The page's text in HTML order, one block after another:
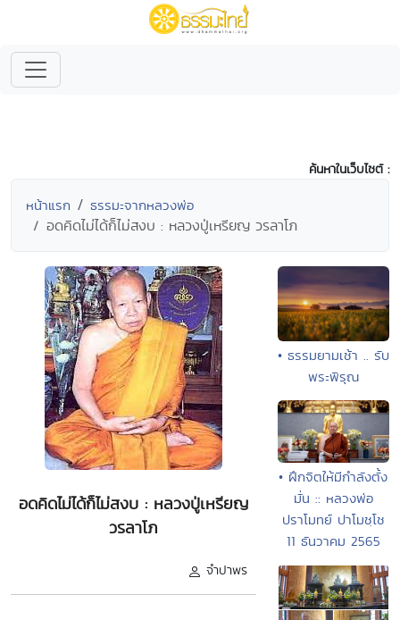
ค้นหาในเว็บไซต์ :
หน้าแรก ธรรมะจากหลวงพ่อ
อดคิดไม่ได้ก็ไม่สงบ : หลวงปู่เหรียญ วรลาโภ
อดคิดไม่ได้ก็ไม่สงบ : หลวงปู่เหรียญ
วรลาโภ
จำปาพร
• ธรรมยามเช้า .. รับ
พระพิรุณ
• ฝึกจิตให้มีกำลังตั้ง
มั่น :: หลวงพ่อ
ปราโมทย์ ปาโมชฺโช
11 ธันวาคม 2565